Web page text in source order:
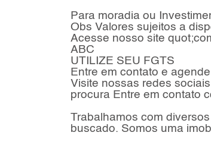
Para moradia ou
Obs Valores sujeitos a
Acesse nosso site
ABC
UTILIZE SEU FGTS
Entre em contato e
Visite nossas redes
procura Entre em contato
Trabalhamos com
buscado. Somos uma